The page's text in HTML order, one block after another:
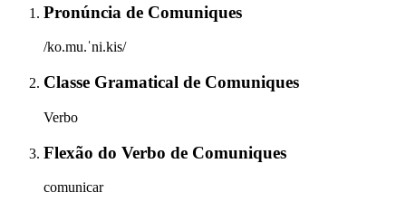
Pronúncia de Comuniques
/ko.mu.ˈni.kis/
Classe Gramatical de Comuniques
Verbo
Flexão do Verbo de Comuniques
comunicar